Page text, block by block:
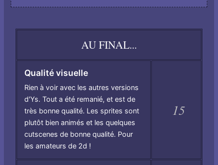
AU FINAL...
Qualité visuelle
Rien à voir avec les autres versions
d'Ys. Tout a été remanié, et est de
très bonne qualité. Les sprites sont
plutôt bien animés et les quelques
cutscenes de bonne qualité. Pour
les amateurs de 2d !
15